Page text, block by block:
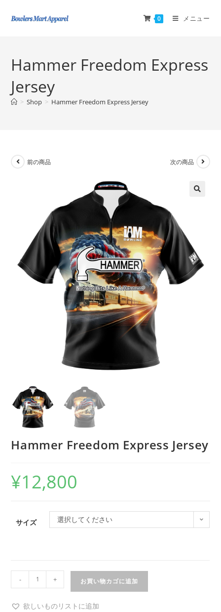
0 メニュー
Hammer Freedom Express
Jersey
> Shop > Hammer Freedom Express Jersey
前の商品 次の商品
Hammer Freedom Express Jersey
¥12,800
サイズ 選択してください
- + お買い物カゴに追加
欲しいものリストに追加